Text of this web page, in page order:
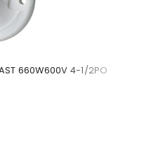
660W600V 4-1/2PO